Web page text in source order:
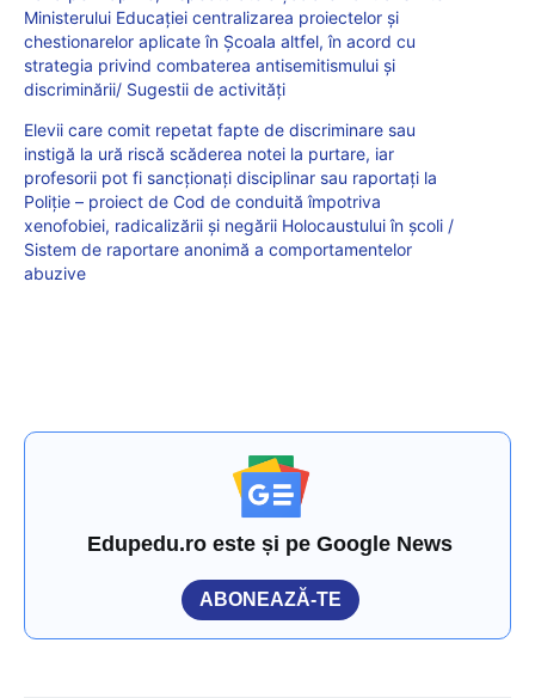
Ministerului Educației centralizarea proiectelor și
chestionarelor aplicate în Școala altfel, în acord cu
strategia privind combaterea antisemitismului și
discriminării/ Sugestii de activități
Elevii care comit repetat fapte de discriminare sau
instigă la ură riscă scăderea notei la purtare, iar
profesorii pot fi sancționați disciplinar sau raportați la
Poliție – proiect de Cod de conduită împotriva
xenofobiei, radicalizării și negării Holocaustului în școli /
Sistem de raportare anonimă a comportamentelor
abuzive
Edupedu.ro este și pe Google News
ABONEAZĂ-TE